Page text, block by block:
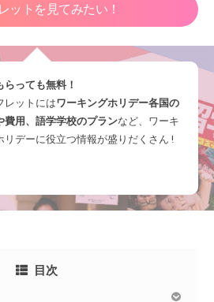
ットを見てみたい！
らっても無料！
レットにはワーキングホリデー各国の
費用、語学学校のプランなど、ワーキ
リデーに役立つ情報が盛りだくさん !
目次